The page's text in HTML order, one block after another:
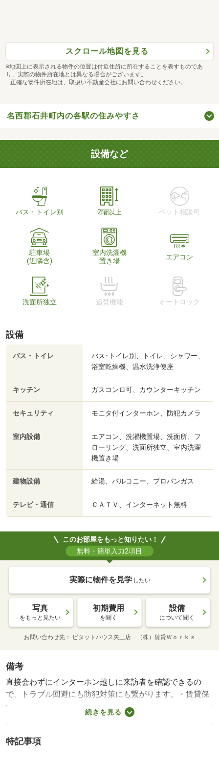
スクロール地図を見る
※地図上に表示される物件の位置は付近住所に所在することを表すものであ
り、実際の物件所在地とは異なる場合がございます。
正確な物件所在地は、取扱い不動産会社にお問い合わせください。
名西郡石井町内の各駅の住みやすさ
設備など
バス・トイレ別 2階以上 ペット相談可
駐車場
(近隣含)
室内洗濯機
置き場
エアコン
洗面所独立 追焚機能 オートロック
設備
バス・トイレ
バス･トイレ別、トイレ、シャワー、
浴室乾燥機、温水洗浄便座
キッチン ガスコンロ可、カウンターキッチン
セキュリティ モニタ付インターホン、防犯カメラ
室内設備
エアコン、洗濯機置場、洗面所、フ
ローリング、洗面所独立、室内洗濯
機置き場
建物設備 給湯、バルコニー、プロパンガス
テレビ・通信 ＣＡＴＶ、インターネット無料
このお部屋をもっと知りたい！
無料・簡単入力2項目
実際に物件を見学 したい
写真
をもっと見たい
初期費用
を聞く
設備
について聞く
お問い合わせ先 ピタットハウス矢三店 （株）賃貸Ｗｏｒｋｓ
備考
直接会わずにインターホン越しに来訪者を確認できるの
で、トラブル回避にも防犯対策にも繋がります。・賃貸保
証等：加入要（ハウスリーブ ハウスリーブ株式会社 契
約時保証委託料：２．２万／月額保証委託料：賃料総額の
５％）・管理形態／管理員の勤務形態：不在・他交通手
続きを見る
特記事項